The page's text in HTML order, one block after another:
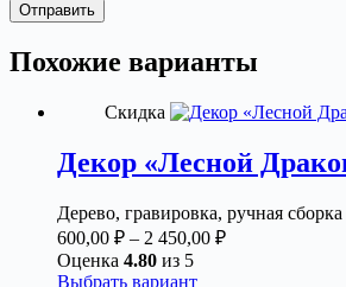
Отправить
Похожие варианты
Скидка
Декор «Лесной
Дерево, гравировка, ручная сборка
600,00 ₽ – 2 450,00 ₽Диапазон
Оценка 4.80 из 5
Выбрать вариантЭтот